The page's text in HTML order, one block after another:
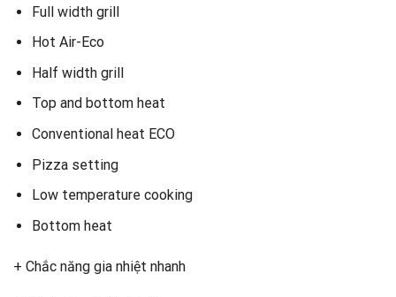
Full width grill
Hot Air-Eco
Half width grill
Top and bottom heat
Conventional heat ECO
Pizza setting
Low temperature cooking
Bottom heat
+ Chắc năng gia nhiệt nhanh